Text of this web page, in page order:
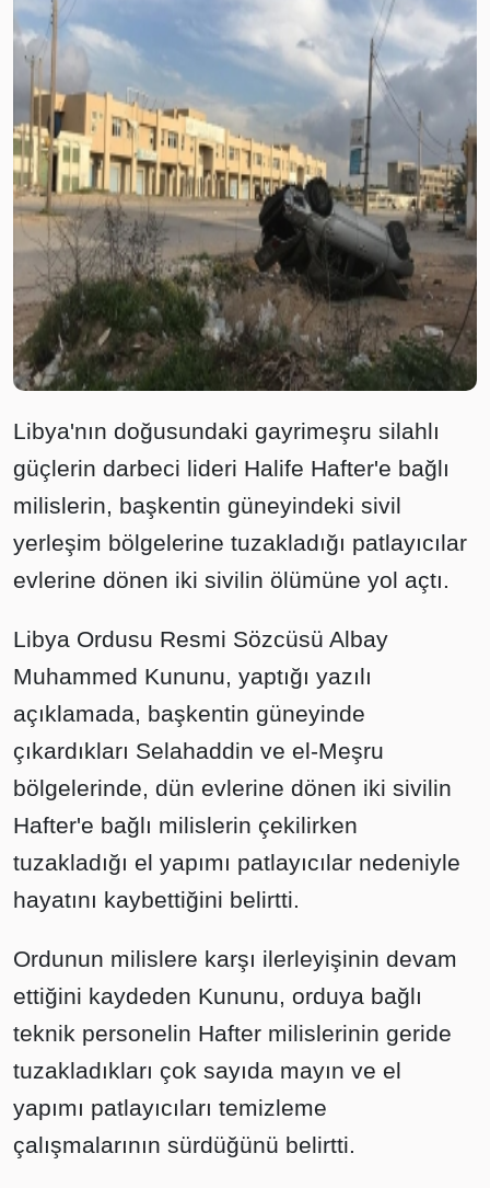
Libya'nın doğusundaki gayrimeşru silahlı
güçlerin darbeci lideri Halife Hafter'e bağlı
milislerin, başkentin güneyindeki sivil
yerleşim bölgelerine tuzakladığı patlayıcılar
evlerine dönen iki sivilin ölümüne yol açtı.
Libya Ordusu Resmi Sözcüsü Albay
Muhammed Kununu, yaptığı yazılı
açıklamada, başkentin güneyinde
çıkardıkları Selahaddin ve el-Meşru
bölgelerinde, dün evlerine dönen iki sivilin
Hafter'e bağlı milislerin çekilirken
tuzakladığı el yapımı patlayıcılar nedeniyle
hayatını kaybettiğini belirtti.
Ordunun milislere karşı ilerleyişinin devam
ettiğini kaydeden Kununu, orduya bağlı
teknik personelin Hafter milislerinin geride
tuzakladıkları çok sayıda mayın ve el
yapımı patlayıcıları temizleme
çalışmalarının sürdüğünü belirtti.